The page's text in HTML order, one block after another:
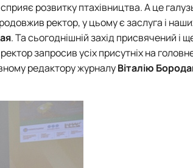
розвитку птахівництва. А це
ректор, у цьому є заслуга і
. Та сьогоднішній захід присвячений і
запросив усіх присутніх на
редактору журналуВіталію